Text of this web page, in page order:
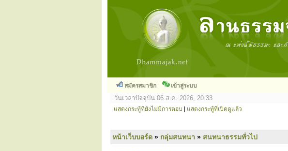
สมัครสมาชิก เข้าสู่ระบบ
วันเวลาปัจจุบัน 06 ส.ค. 2026, 20:33
แสดงกระทู้ที่ยังไม่มีการตอบ แสดงกระทู้ที่เปิดดูแล้ว
หน้าเว็บบอร์ด » กลุ่มสนทนา » สนทนาธรรมทั่วไป